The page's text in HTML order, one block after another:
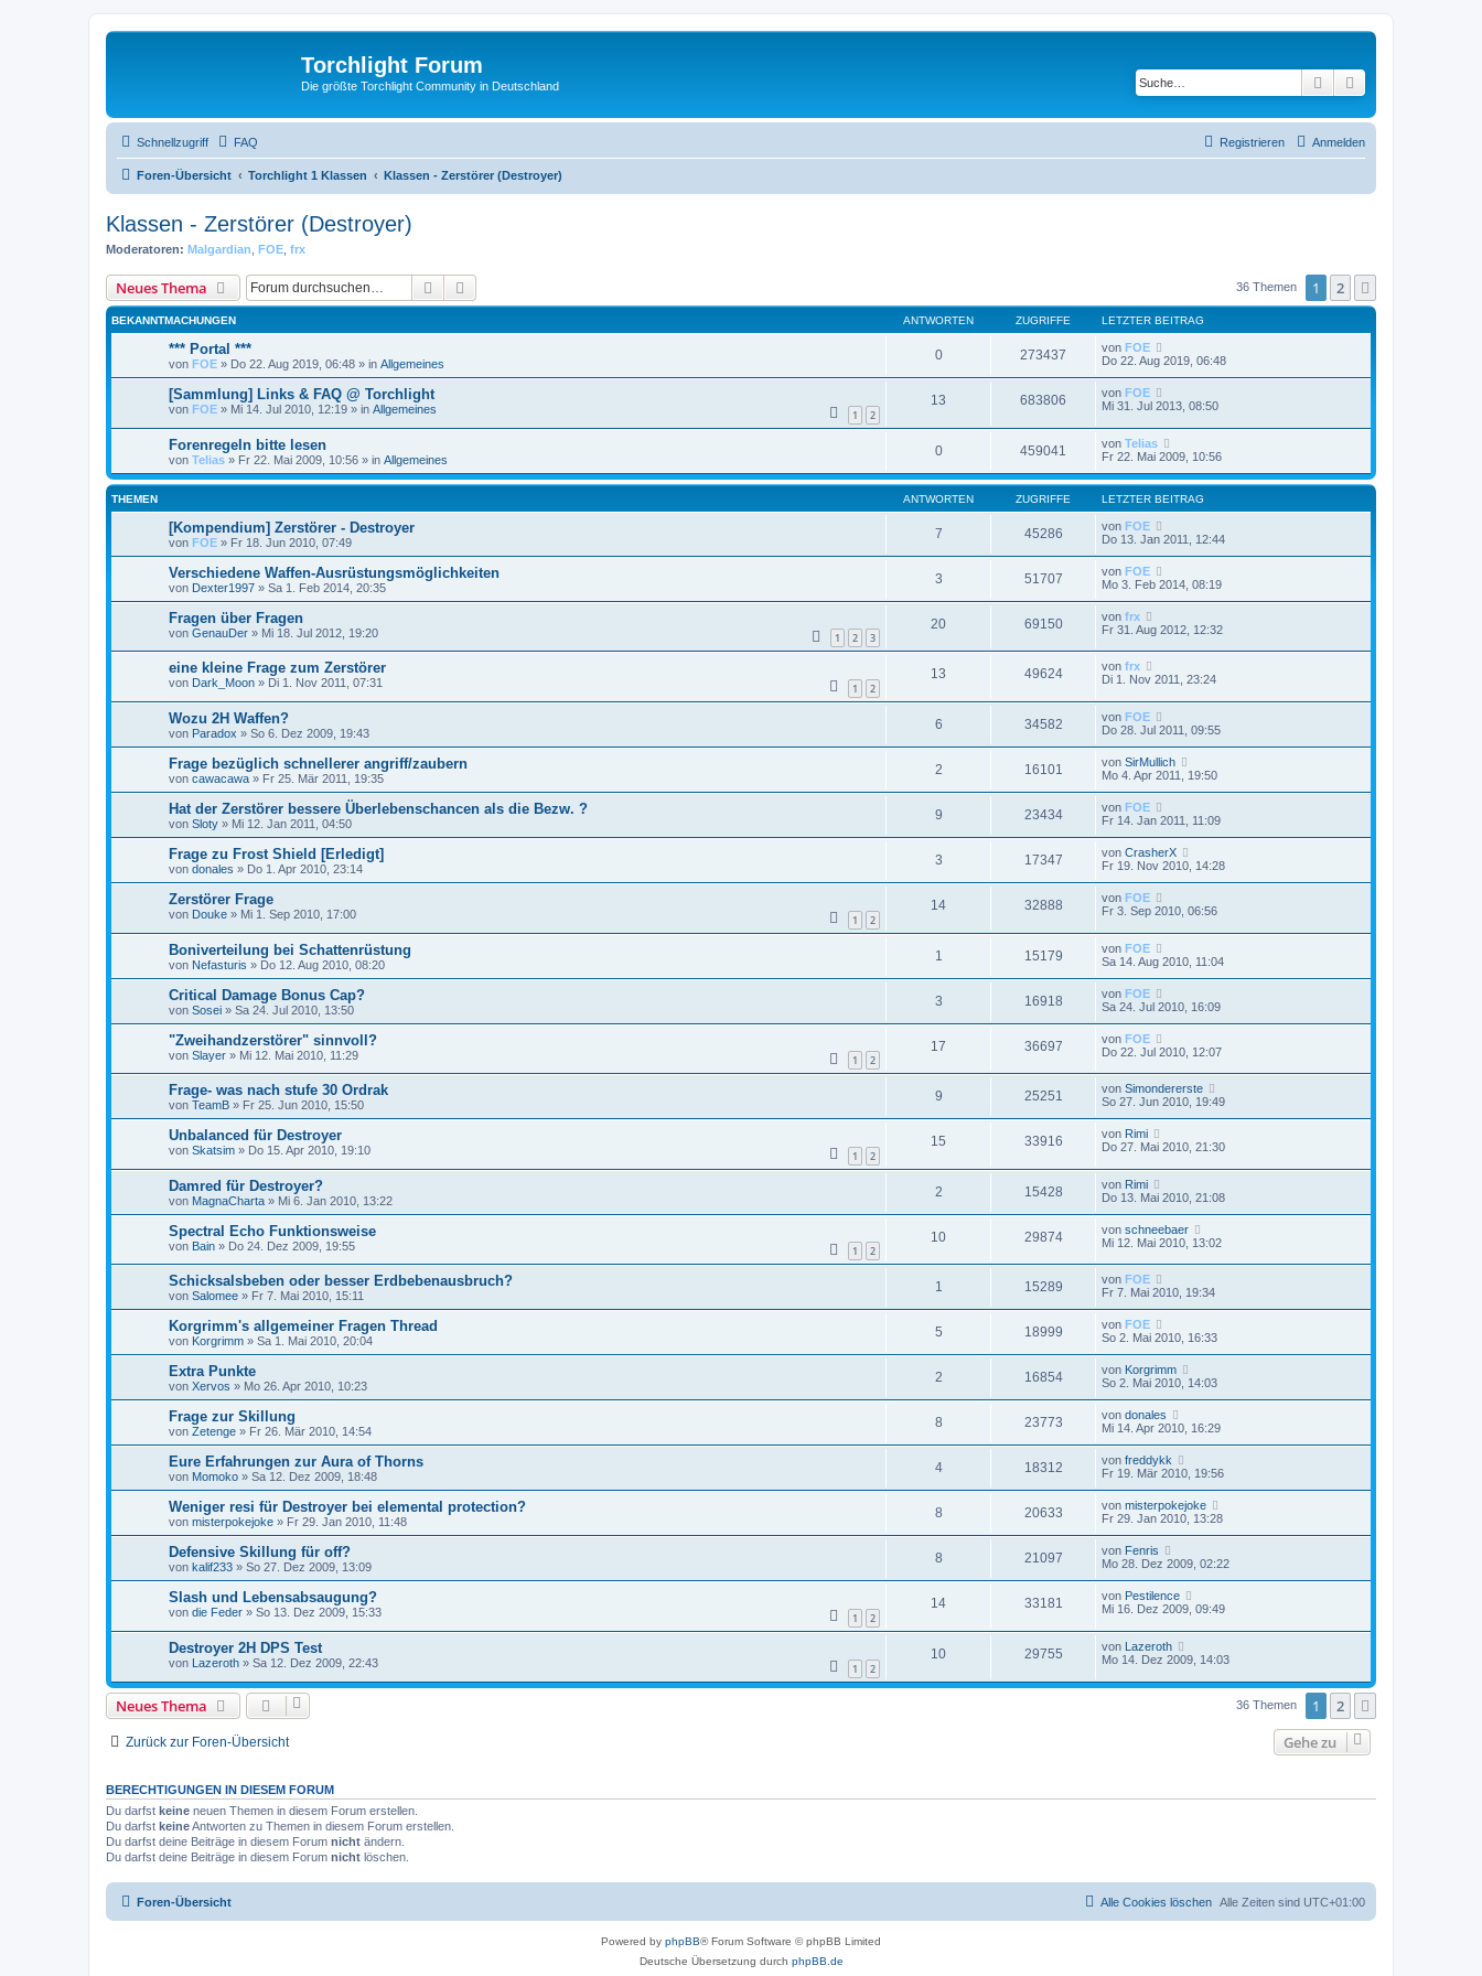
Torchlight Forum
Die größte Torchlight Community in Deutschland Suche
Schnellzugriff FAQ Anmelden
Registrieren
Foren-Übersicht Torchlight 1 Klassen Klassen - Zerstörer (Destroyer)
Klassen - Zerstörer (Destroyer)
Moderatoren: Malgardian FOE frx
Neues Thema Suche 36 Themen 1 2
BEKANNTMACHUNGEN ANTWORTEN ZUGRIFFE LETZTER BEITRAG
*** Portal ***
von FOE » Do 22. Aug 2019, 06:48 » in Allgemeines
0 273437 von FOE
Do 22. Aug 2019, 06:48
[Sammlung] Links & FAQ @ Torchlight
von FOE » Mi 14. Jul 2010, 12:19 » in Allgemeines 1 2
13 683806 von FOE
Mi 31. Jul 2013, 08:50
Forenregeln bitte lesen
von Telias » Fr 22. Mai 2009, 10:56 » in Allgemeines
0 459041 von Telias
Fr 22. Mai 2009, 10:56
THEMEN ANTWORTEN ZUGRIFFE LETZTER BEITRAG
[Kompendium] Zerstörer - Destroyer
von FOE » Fr 18. Jun 2010, 07:49
7 45286 von FOE
Do 13. Jan 2011, 12:44
Verschiedene Waffen-Ausrüstungsmöglichkeiten
von Dexter1997 » Sa 1. Feb 2014, 20:35
3 51707 von FOE
Mo 3. Feb 2014, 08:19
Fragen über Fragen
von GenauDer » Mi 18. Jul 2012, 19:20 1 2 3
20 69150 von frx
Fr 31. Aug 2012, 12:32
eine kleine Frage zum Zerstörer
von Dark_Moon » Di 1. Nov 2011, 07:31 1 2
13 49624 von frx
Di 1. Nov 2011, 23:24
Wozu 2H Waffen?
von Paradox » So 6. Dez 2009, 19:43
6 34582 von FOE
Do 28. Jul 2011, 09:55
Frage bezüglich schnellerer angriff/zaubern
von cawacawa » Fr 25. Mär 2011, 19:35
2 16101 von SirMullich
Mo 4. Apr 2011, 19:50
Hat der Zerstörer bessere Überlebenschancen als die Bezw. ?
von Sloty » Mi 12. Jan 2011, 04:50
9 23434 von FOE
Fr 14. Jan 2011, 11:09
Frage zu Frost Shield [Erledigt]
von donales » Do 1. Apr 2010, 23:14
3 17347 von CrasherX
Fr 19. Nov 2010, 14:28
Zerstörer Frage
von Douke » Mi 1. Sep 2010, 17:00 1 2
14 32888 von FOE
Fr 3. Sep 2010, 06:56
Boniverteilung bei Schattenrüstung
von Nefasturis » Do 12. Aug 2010, 08:20
1 15179 von FOE
Sa 14. Aug 2010, 11:04
Critical Damage Bonus Cap?
von Sosei » Sa 24. Jul 2010, 13:50
3 16918 von FOE
Sa 24. Jul 2010, 16:09
"Zweihandzerstörer" sinnvoll?
von Slayer » Mi 12. Mai 2010, 11:29 1 2
17 36697 von FOE
Do 22. Jul 2010, 12:07
Frage- was nach stufe 30 Ordrak
von TeamB » Fr 25. Jun 2010, 15:50
9 25251 von Simondererste
So 27. Jun 2010, 19:49
Unbalanced für Destroyer
von Skatsim » Do 15. Apr 2010, 19:10 1 2
15 33916 von Rimi
Do 27. Mai 2010, 21:30
Damred für Destroyer?
von MagnaCharta » Mi 6. Jan 2010, 13:22
2 15428 von Rimi
Do 13. Mai 2010, 21:08
Spectral Echo Funktionsweise
von Bain » Do 24. Dez 2009, 19:55 1 2
10 29874 von schneebaer
Mi 12. Mai 2010, 13:02
Schicksalsbeben oder besser Erdbebenausbruch?
von Salomee » Fr 7. Mai 2010, 15:11
1 15289 von FOE
Fr 7. Mai 2010, 19:34
Korgrimm's allgemeiner Fragen Thread
von Korgrimm » Sa 1. Mai 2010, 20:04
5 18999 von FOE
So 2. Mai 2010, 16:33
Extra Punkte
von Xervos » Mo 26. Apr 2010, 10:23
2 16854 von Korgrimm
So 2. Mai 2010, 14:03
Frage zur Skillung
von Zetenge » Fr 26. Mär 2010, 14:54
8 23773 von donales
Mi 14. Apr 2010, 16:29
Eure Erfahrungen zur Aura of Thorns
von Momoko » Sa 12. Dez 2009, 18:48
4 18312 von freddykk
Fr 19. Mär 2010, 19:56
Weniger resi für Destroyer bei elemental protection?
von misterpokejoke » Fr 29. Jan 2010, 11:48
8 20633 von misterpokejoke
Fr 29. Jan 2010, 13:28
Defensive Skillung für off?
von kalif233 » So 27. Dez 2009, 13:09
8 21097 von Fenris
Mo 28. Dez 2009, 02:22
Slash und Lebensabsaugung?
von die Feder » So 13. Dez 2009, 15:33 1 2
14 33181 von Pestilence
Mi 16. Dez 2009, 09:49
Destroyer 2H DPS Test
von Lazeroth » Sa 12. Dez 2009, 22:43 1 2
10 29755 von Lazeroth
Mo 14. Dez 2009, 14:03
Neues Thema 36 Themen 1 2
Zurück zur Foren-Übersicht Gehe zu
BERECHTIGUNGEN IN DIESEM FORUM
Du darfst keine neuen Themen in diesem Forum erstellen.
Du darfst keineAntworten zu Themen in diesem Forum erstellen.
Du darfst deine Beiträge in diesem Forum nicht ändern.
Du darfst deine Beiträge in diesem Forum nicht löschen.
Foren-Übersicht Alle Zeiten sind UTC+01:00
Alle Cookies löschen
Powered by phpBB® Forum Software © phpBB Limited
Deutsche Übersetzung durch phpBB.de